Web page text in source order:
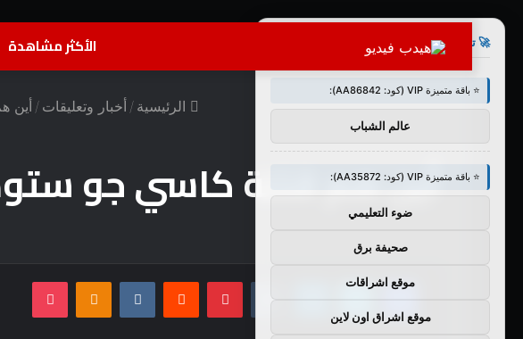
الأكثر مشاهدة
الرئيسية / أخبار وتعليقات / أين
أين هم قتلة كاسي جو
فيسبوك لينكدإن بينتيريست بوكيت
🚀 توصيات :
⭐ باقة متميزة VIP (كود: AA86842):
عالم الشباب
⭐ باقة متميزة VIP (كود: AA35872):
ضوء التعليمي
صحيفة برق
موقع اشراقات
موقع اشراق اون لاين